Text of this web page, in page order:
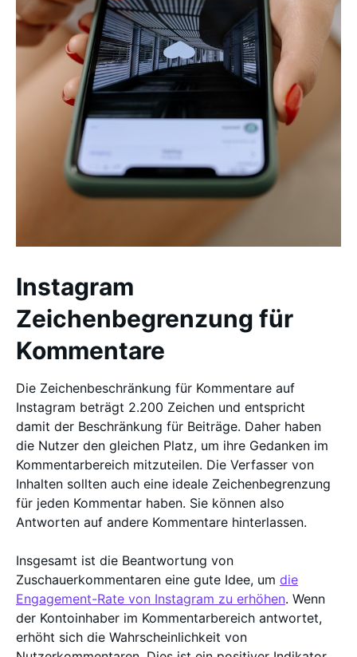
Instagram
Zeichenbegrenzung für
Kommentare
Die Zeichenbeschränkung für Kommentare auf
Instagram beträgt 2.200 Zeichen und entspricht
damit der Beschränkung für Beiträge. Daher haben
die Nutzer den gleichen Platz, um ihre Gedanken im
Kommentarbereich mitzuteilen. Die Verfasser von
Inhalten sollten auch eine ideale Zeichenbegrenzung
für jeden Kommentar haben. Sie können also
Antworten auf andere Kommentare hinterlassen.
Insgesamt ist die Beantwortung von
Zuschauerkommentaren eine gute Idee, um die
Engagement-Rate von Instagram zu erhöhen. Wenn
der Kontoinhaber im Kommentarbereich antwortet,
erhöht sich die Wahrscheinlichkeit von